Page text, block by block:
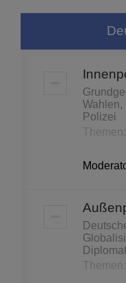
Wahlen,
Polizei
Themen:
Themen: